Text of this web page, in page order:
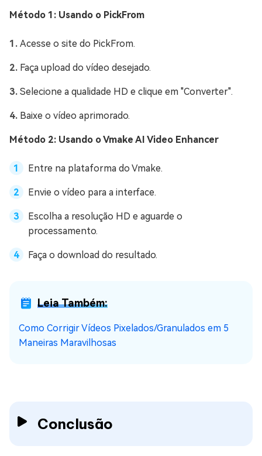
Método 1: Usando o PickFrom
Acesse o site do PickFrom.
Faça upload do vídeo desejado.
Selecione a qualidade HD e clique em "Converter".
Baixe o vídeo aprimorado.
Método 2: Usando o Vmake AI Video Enhancer
Entre na plataforma do Vmake.
Envie o vídeo para a interface.
Escolha a resolução HD e aguarde o
processamento.
Faça o download do resultado.
Leia Também:
Como Corrigir Vídeos Pixelados/Granulados em 5
Maneiras Maravilhosas
Conclusão